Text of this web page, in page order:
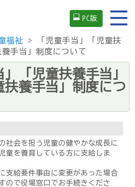
PC版
福祉
> 「児童手当」「児童扶
手当」制度について
」「児童扶養手当」
扶養手当」制度につ
社会を担う児童の健やかな成長に
童を養育している方に支給しま
支給要件事由に変更があった場合
ので役場窓口でお手続きくださ